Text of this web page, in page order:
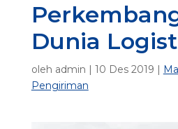
Dunia
oleh admin | 10 Des 2019 |
Pengiriman